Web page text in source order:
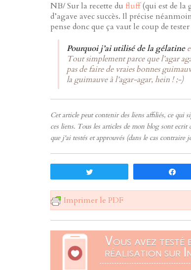
NB/ Sur la recette du fluff(qui est de la
d’agave avec succès. Il précise
pense donc que ça vaut le coup de
Pourquoi j’ai utilisé de la gélatine
Tout simplement parce que l’agar
pas de faire de vraies bonnes
la guimauve à l’agar-agar, hein ! ;-)
Cet article peut contenir des liens affiliés, ce qui
ces liens. Tous les articles de mon blog sont
que j'ai testés et approuvés (dans le cas contraire
Imprimer le PDF
Vous avez
réalisation sur